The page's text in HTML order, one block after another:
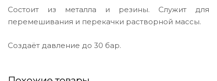
Состоит из металла и резины. Служит для
перемешивания и перекачки растворной массы.
Создаёт давление до 30 бар.